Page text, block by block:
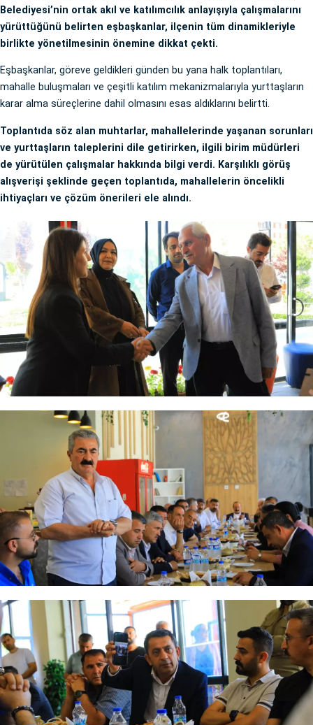
Belediyesi’nin ortak akıl ve katılımcılık anlayışıyla çalışmalarını
yürüttüğünü belirten eşbaşkanlar, ilçenin tüm dinamikleriyle
birlikte yönetilmesinin önemine dikkat çekti.
Eşbaşkanlar, göreve geldikleri günden bu yana halk toplantıları,
mahalle buluşmaları ve çeşitli katılım mekanizmalarıyla yurttaşların
karar alma süreçlerine dahil olmasını esas aldıklarını belirtti.
Toplantıda söz alan muhtarlar, mahallelerinde yaşanan sorunları
ve yurttaşların taleplerini dile getirirken, ilgili birim müdürleri
de yürütülen çalışmalar hakkında bilgi verdi. Karşılıklı görüş
alışverişi şeklinde geçen toplantıda, mahallelerin öncelikli
ihtiyaçları ve çözüm önerileri ele alındı.